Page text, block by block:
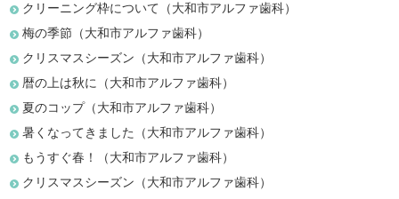
クリーニング枠について（大和市アルファ歯科）
梅の季節（大和市アルファ歯科）
クリスマスシーズン（大和市アルファ歯科）
暦の上は秋に（大和市アルファ歯科）
夏のコップ（大和市アルファ歯科）
暑くなってきました（大和市アルファ歯科）
もうすぐ春！（大和市アルファ歯科）
クリスマスシーズン（大和市アルファ歯科）